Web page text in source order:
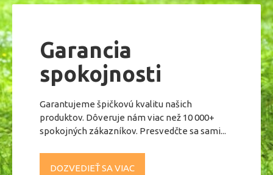
Rozmer: unisex, priemer 28mm, hrúbka 5mm
Garancia
spokojnosti
Garantujeme špičkovú kvalitu našich
produktov. Dôveruje nám viac než 10 000+
spokojných zákazníkov. Presvedčte sa sami...
DOZVEDIEŤ SA VIAC